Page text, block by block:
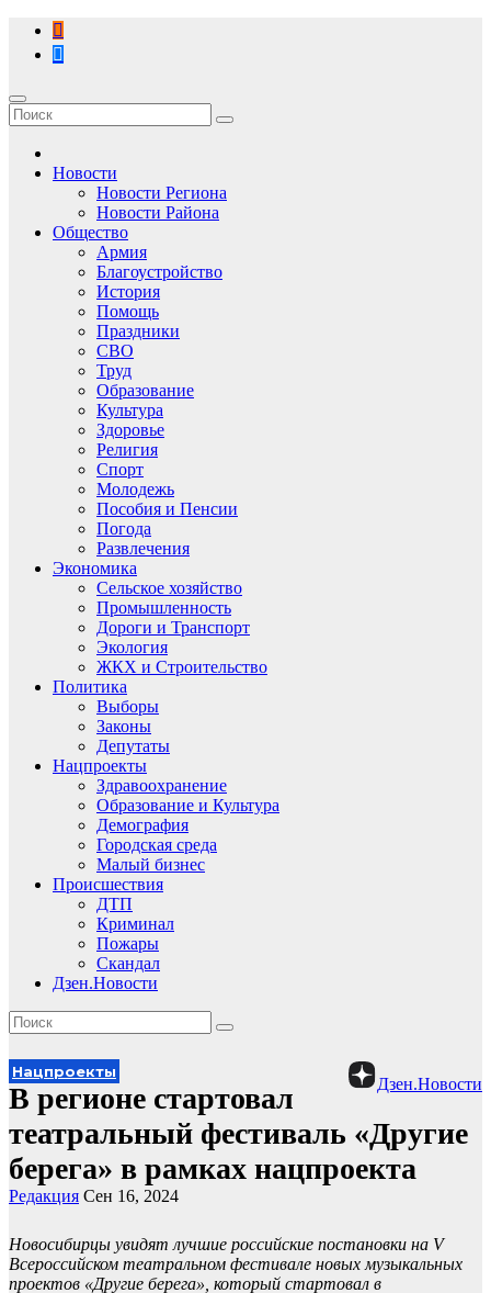
Перейти
содержимому
Новости
Новости Региона
Новости Района
Общество
Армия
Благоустройство
История
Помощь
Праздники
СВО
Труд
Образование
Культура
Здоровье
Религия
Спорт
Молодежь
Пособия и Пенсии
Погода
Развлечения
Экономика
Сельское хозяйство
Промышленность
Дороги и Транспорт
Экология
ЖКХ и Строительство
Политика
Выборы
Законы
Депутаты
Нацпроекты
Здравоохранение
Образование и Культура
Демография
Городская среда
Малый бизнес
Происшествия
ДТП
Криминал
Пожары
Скандал
Дзен.Новости
Дзен.Новости
Нацпроекты
В регионе стартовал
театральный фестиваль «Другие
берега» в рамках нацпроекта
Редакция Сен 16, 2024
Новосибирцы увидят лучшие российские постановки на V
Всероссийском театральном фестивале новых музыкальных
проектов «Другие берега», который стартовал в